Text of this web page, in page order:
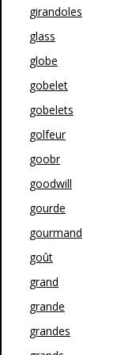
girandoles
glass
globe
gobelet
gobelets
golfeur
goobr
goodwill
gourde
gourmand
goût
grand
grande
grandes